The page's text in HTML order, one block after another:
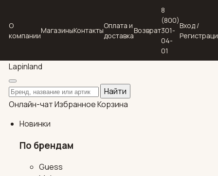
О
компании
МагазиныКонтакты
Оплата и
доставка
Возврат
8
(800)
301-
04-
01
Вход /
Lapinland
Поиск по каталогу
Найти
Онлайн-чатИзбранноеКорзина
Новинки
По брендам
Guess